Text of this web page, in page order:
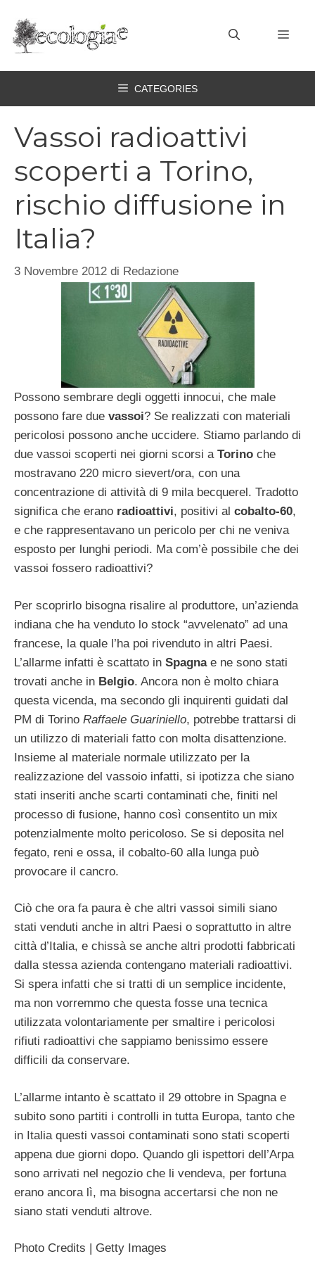
contenuto
CATEGORIES
Vassoi radioattivi
scoperti a Torino,
rischio diffusione in
Italia?
3 Novembre 2012 di Redazione
Possono sembrare degli oggetti innocui, che male
possono fare due vassoi? Se realizzati con materiali
pericolosi possono anche uccidere. Stiamo parlando di
due vassoi scoperti nei giorni scorsi a Torino che
mostravano 220 micro sievert/ora, con una
concentrazione di attività di 9 mila becquerel. Tradotto
significa che erano radioattivi, positivi al cobalto-60,
e che rappresentavano un pericolo per chi ne veniva
esposto per lunghi periodi. Ma com’è possibile che dei
vassoi fossero radioattivi?
Per scoprirlo bisogna risalire al produttore, un’azienda
indiana che ha venduto lo stock “avvelenato” ad una
francese, la quale l’ha poi rivenduto in altri Paesi.
L’allarme infatti è scattato in Spagnae ne sono stati
trovati anche in Belgio. Ancora non è molto chiara
questa vicenda, ma secondo gli inquirenti guidati dal
PM di Torino Raffaele Guariniello, potrebbe trattarsi di
un utilizzo di materiali fatto con molta disattenzione.
Insieme al materiale normale utilizzato per la
realizzazione del vassoio infatti, si ipotizza che siano
stati inseriti anche scarti contaminati che, finiti nel
processo di fusione, hanno così consentito un mix
potenzialmente molto pericoloso. Se si deposita nel
fegato, reni e ossa, il cobalto-60 alla lunga può
provocare il cancro.
Ciò che ora fa paura è che altri vassoi simili siano
stati venduti anche in altri Paesi o soprattutto in altre
città d’Italia, e chissà se anche altri prodotti fabbricati
dalla stessa azienda contengano materiali radioattivi.
Si spera infatti che si tratti di un semplice incidente,
ma non vorremmo che questa fosse una tecnica
utilizzata volontariamente per smaltire i pericolosi
rifiuti radioattivi che sappiamo benissimo essere
difficili da conservare.
L’allarme intanto è scattato il 29 ottobre in Spagna e
subito sono partiti i controlli in tutta Europa, tanto che
in Italia questi vassoi contaminati sono stati scoperti
appena due giorni dopo. Quando gli ispettori dell’Arpa
sono arrivati nel negozio che li vendeva, per fortuna
erano ancora lì, ma bisogna accertarsi che non ne
siano stati venduti altrove.
Photo Credits | Getty Images